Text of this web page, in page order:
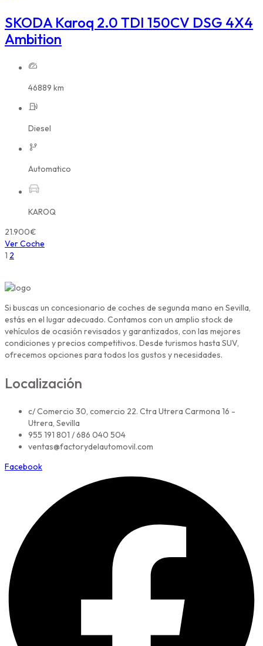
SKODA Karoq 2.0 TDI 150CV DSG 4X4
Ambition
46889 km
Diesel
Automatico
KAROQ
21.900€
Ver Coche
1 2
Si buscas un concesionario de coches de segunda mano en Sevilla,
estás en el lugar adecuado. Contamos con un amplio stock de
vehículos de ocasión revisados y garantizados, con las mejores
condiciones y precios competitivos. Desde turismos hasta SUV,
ofrecemos opciones para todos los gustos y necesidades.
Localización
c/ Comercio 30, comercio 22. Ctra Utrera Carmona 16 -
Utrera, Sevilla
955 191 801 / 686 040 504
ventas@factorydelautomovil.com
Facebook